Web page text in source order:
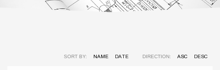
SORT BY: NAME DATE DIRECTION: ASC DESC